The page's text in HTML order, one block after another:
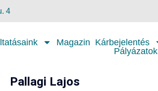
4
Magazin Kárbejelentés
Pályázatok
Pallagi Lajos